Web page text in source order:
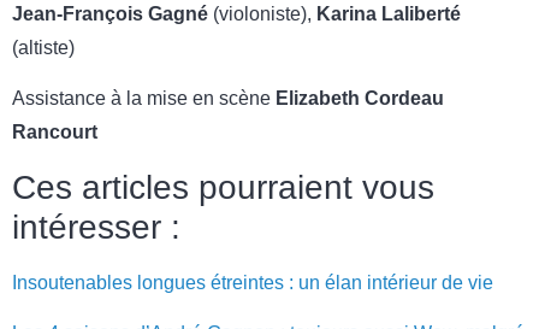
Jean-François Gagné (violoniste), Karina Laliberté
(altiste)
Assistance à la mise en scène Elizabeth Cordeau
Rancourt
Ces articles pourraient vous
intéresser :
Insoutenables longues étreintes : un élan intérieur de vie